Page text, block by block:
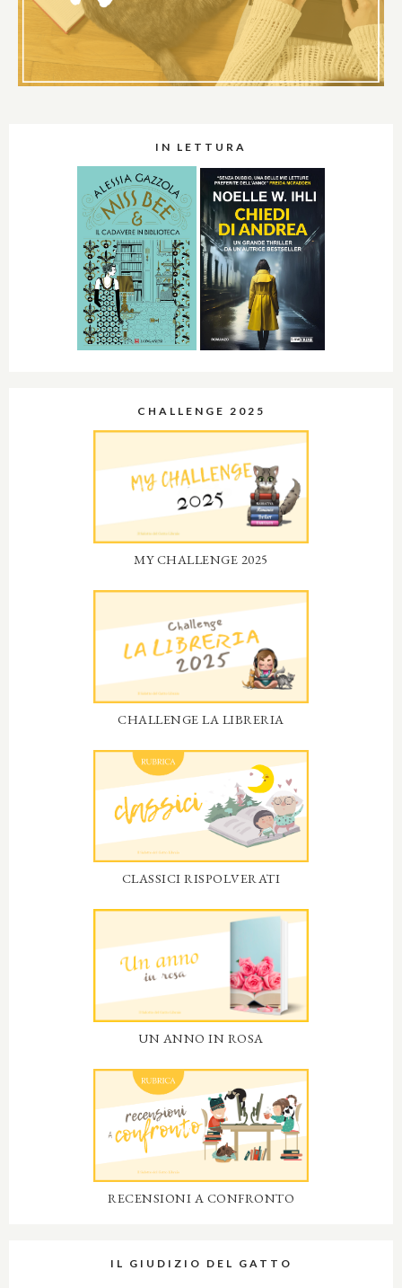
IN LETTURA
CHALLENGE 2025
MY CHALLENGE 2025
CHALLENGE LA LIBRERIA
CLASSICI RISPOLVERATI
UN ANNO IN ROSA
RECENSIONI A CONFRONTO
IL GIUDIZIO DEL GATTO